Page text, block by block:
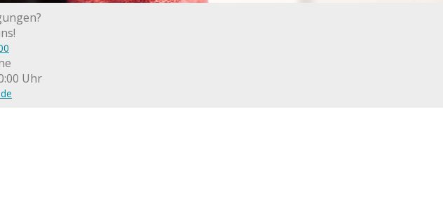
Uhr